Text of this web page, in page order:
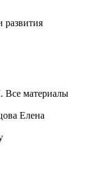
развития
материалы
Елена